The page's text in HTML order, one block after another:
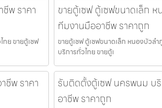
พ ราคา
ทย ขายตู้เซฟ
ขายตู้เซฟ ตู้เซฟขนาดเล็ก
ทีมงานมืออาชีพ ราคาถูก
ขายตู้เซฟ ตู้เซฟขนาดเล็ก หนองบัวล
บริการทั่วไทย ขายตู้เ
ชีพ ราคา
รับติดตั้งตู้เซฟ นครพนม บ
อาชีพ ราคาถูก